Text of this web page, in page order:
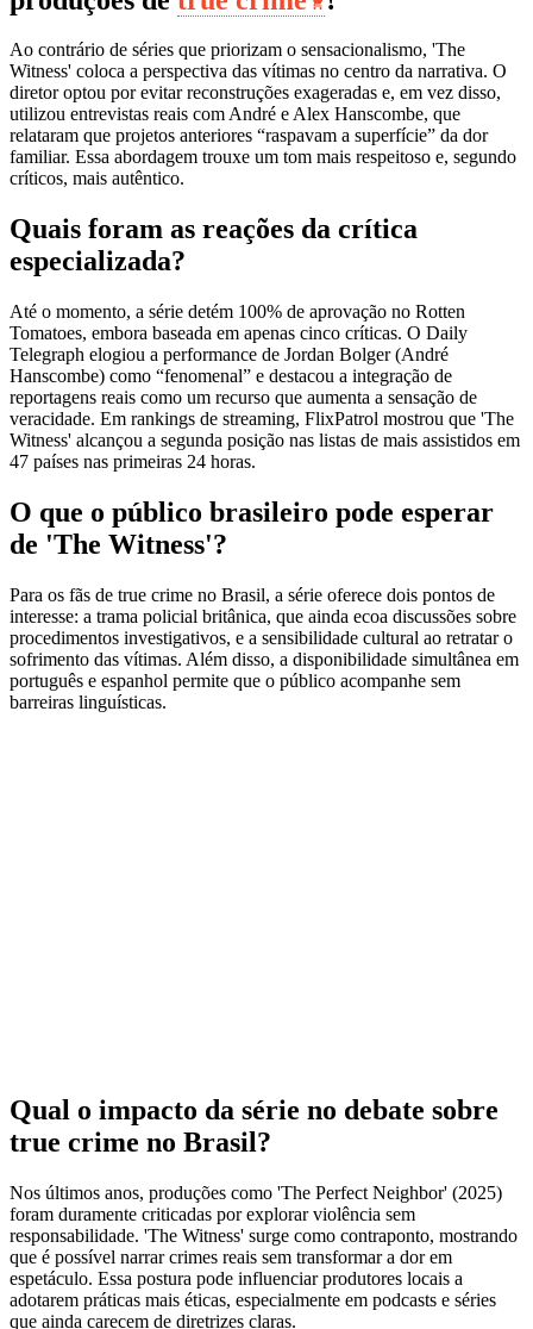
Ao contrário de séries que priorizam o sensacionalismo, 'The
Witness' coloca a perspectiva das vítimas no centro da narrativa. O
diretor optou por evitar reconstruções exageradas e, em vez disso,
utilizou entrevistas reais com André e Alex Hanscombe, que
relataram que projetos anteriores “raspavam a superfície” da dor
familiar. Essa abordagem trouxe um tom mais respeitoso e, segundo
críticos, mais autêntico.
Quais foram as reações da crítica
especializada?
Até o momento, a série detém 100% de aprovação no Rotten
Tomatoes, embora baseada em apenas cinco críticas. O Daily
Telegraph elogiou a performance de Jordan Bolger (André
Hanscombe) como “fenomenal” e destacou a integração de
reportagens reais como um recurso que aumenta a sensação de
veracidade. Em rankings de streaming, FlixPatrol mostrou que 'The
Witness' alcançou a segunda posição nas listas de mais assistidos em
47 países nas primeiras 24 horas.
O que o público brasileiro pode esperar
de 'The Witness'?
Para os fãs de true crime no Brasil, a série oferece dois pontos de
interesse: a trama policial britânica, que ainda ecoa discussões sobre
procedimentos investigativos, e a sensibilidade cultural ao retratar o
sofrimento das vítimas. Além disso, a disponibilidade simultânea em
português e espanhol permite que o público acompanhe sem
barreiras linguísticas.
Qual o impacto da série no debate sobre
true crime no Brasil?
Nos últimos anos, produções como 'The Perfect Neighbor' (2025)
foram duramente criticadas por explorar violência sem
responsabilidade. 'The Witness' surge como contraponto, mostrando
que é possível narrar crimes reais sem transformar a dor em
espetáculo. Essa postura pode influenciar produtores locais a
adotarem práticas mais éticas, especialmente em podcasts e séries
que ainda carecem de diretrizes claras.